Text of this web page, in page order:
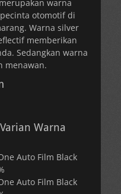
warna
otomotif di
Warna silver
memberikan
Sedangkan warna
menawan.
Warna